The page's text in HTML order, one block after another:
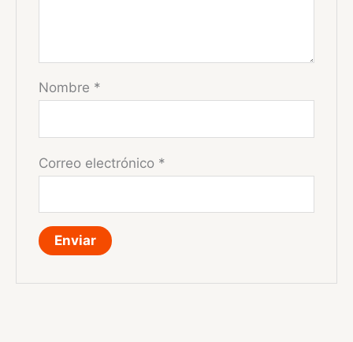
Nombre *
Correo electrónico *